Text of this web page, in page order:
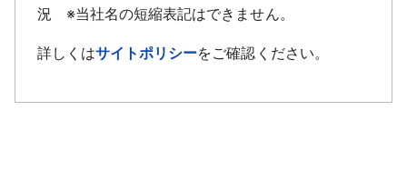
況 ※当社名の短縮表記はできません。
詳しくはサイトポリシーをご確認ください。